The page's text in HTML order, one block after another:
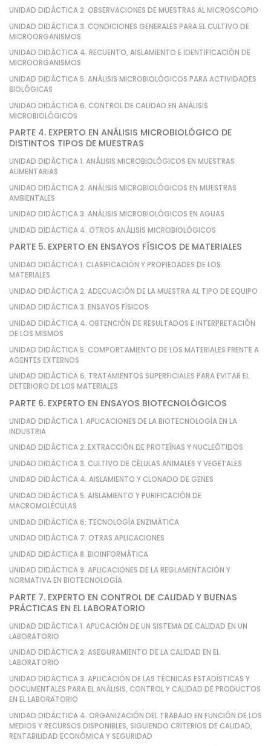
UNIDAD DIDÁCTICA 2. OBSERVACIONES DE MUESTRAS AL MICROSCOPIO
UNIDAD DIDÁCTICA 3. CONDICIONES GENERALES PARA EL CULTIVO DE
MICROORGANISMOS
UNIDAD DIDÁCTICA 4. RECUENTO, AISLAMIENTO E IDENTIFICACIÓN DE
MICROORGANISMOS
UNIDAD DIDÁCTICA 5. ANÁLISIS MICROBIOLÓGICOS PARA ACTIVIDADES
BIOLÓGICAS
UNIDAD DIDÁCTICA 6. CONTROL DE CALIDAD EN ANÁLISIS
MICROBIOLÓGICOS
PARTE 4. EXPERTO EN ANÁLISIS MICROBIOLÓGICO DE
DISTINTOS TIPOS DE MUESTRAS
UNIDAD DIDÁCTICA 1. ANÁLISIS MICROBIOLÓGICOS EN MUESTRAS
ALIMENTARIAS
UNIDAD DIDÁCTICA 2. ANÁLISIS MICROBIOLÓGICOS EN MUESTRAS
AMBIENTALES
UNIDAD DIDÁCTICA 3. ANÁLISIS MICROBIOLÓGICOS EN AGUAS
UNIDAD DIDÁCTICA 4. OTROS ANÁLISIS MICROBIOLÓGICOS
PARTE 5. EXPERTO EN ENSAYOS FÍSICOS DE MATERIALES
UNIDAD DIDÁCTICA 1. CLASIFICACIÓN Y PROPIEDADES DE LOS
MATERIALES
UNIDAD DIDÁCTICA 2. ADECUACIÓN DE LA MUESTRA AL TIPO DE EQUIPO
UNIDAD DIDÁCTICA 3. ENSAYOS FÍSICOS
UNIDAD DIDÁCTICA 4. OBTENCIÓN DE RESULTADOS E INTERPRETACIÓN
DE LOS MISMOS
UNIDAD DIDÁCTICA 5. COMPORTAMIENTO DE LOS MATERIALES FRENTE A
AGENTES EXTERNOS
UNIDAD DIDÁCTICA 6. TRATAMIENTOS SUPERFICIALES PARA EVITAR EL
DETERIORO DE LOS MATERIALES
PARTE 6. EXPERTO EN ENSAYOS BIOTECNOLÓGICOS
UNIDAD DIDÁCTICA 1. APLICACIONES DE LA BIOTECNOLOGÍA EN LA
INDUSTRIA
UNIDAD DIDÁCTICA 2. EXTRACCIÓN DE PROTEÍNAS Y NUCLEÓTIDOS
UNIDAD DIDÁCTICA 3. CULTIVO DE CÉLULAS ANIMALES Y VEGETALES
UNIDAD DIDÁCTICA 4. AISLAMIENTO Y CLONADO DE GENES
UNIDAD DIDÁCTICA 5. AISLAMIENTO Y PURIFICACIÓN DE
MACROMOLÉCULAS
UNIDAD DIDÁCTICA 6. TECNOLOGÍA ENZIMÁTICA
UNIDAD DIDÁCTICA 7. OTRAS APLICACIONES
UNIDAD DIDÁCTICA 8. BIOINFORMÁTICA
UNIDAD DIDÁCTICA 9. APLICACIONES DE LA REGLAMENTACIÓN Y
NORMATIVA EN BIOTECNOLOGÍA
PARTE 7. EXPERTO EN CONTROL DE CALIDAD Y BUENAS
PRÁCTICAS EN EL LABORATORIO
UNIDAD DIDÁCTICA 1. APLICACIÓN DE UN SISTEMA DE CALIDAD EN UN
LABORATORIO
UNIDAD DIDÁCTICA 2. ASEGURAMIENTO DE LA CALIDAD EN EL
LABORATORIO
UNIDAD DIDÁCTICA 3. APLICACIÓN DE LAS TÉCNICAS ESTADÍSTICAS Y
DOCUMENTALES PARA EL ANÁLISIS, CONTROL Y CALIDAD DE PRODUCTOS
EN EL LABORATORIO
UNIDAD DIDÁCTICA 4. ORGANIZACIÓN DEL TRABAJO EN FUNCIÓN DE LOS
MEDIOS Y RECURSOS DISPONIBLES, SIGUIENDO CRITERIOS DE CALIDAD,
RENTABILIDAD ECONÓMICA Y SEGURIDAD